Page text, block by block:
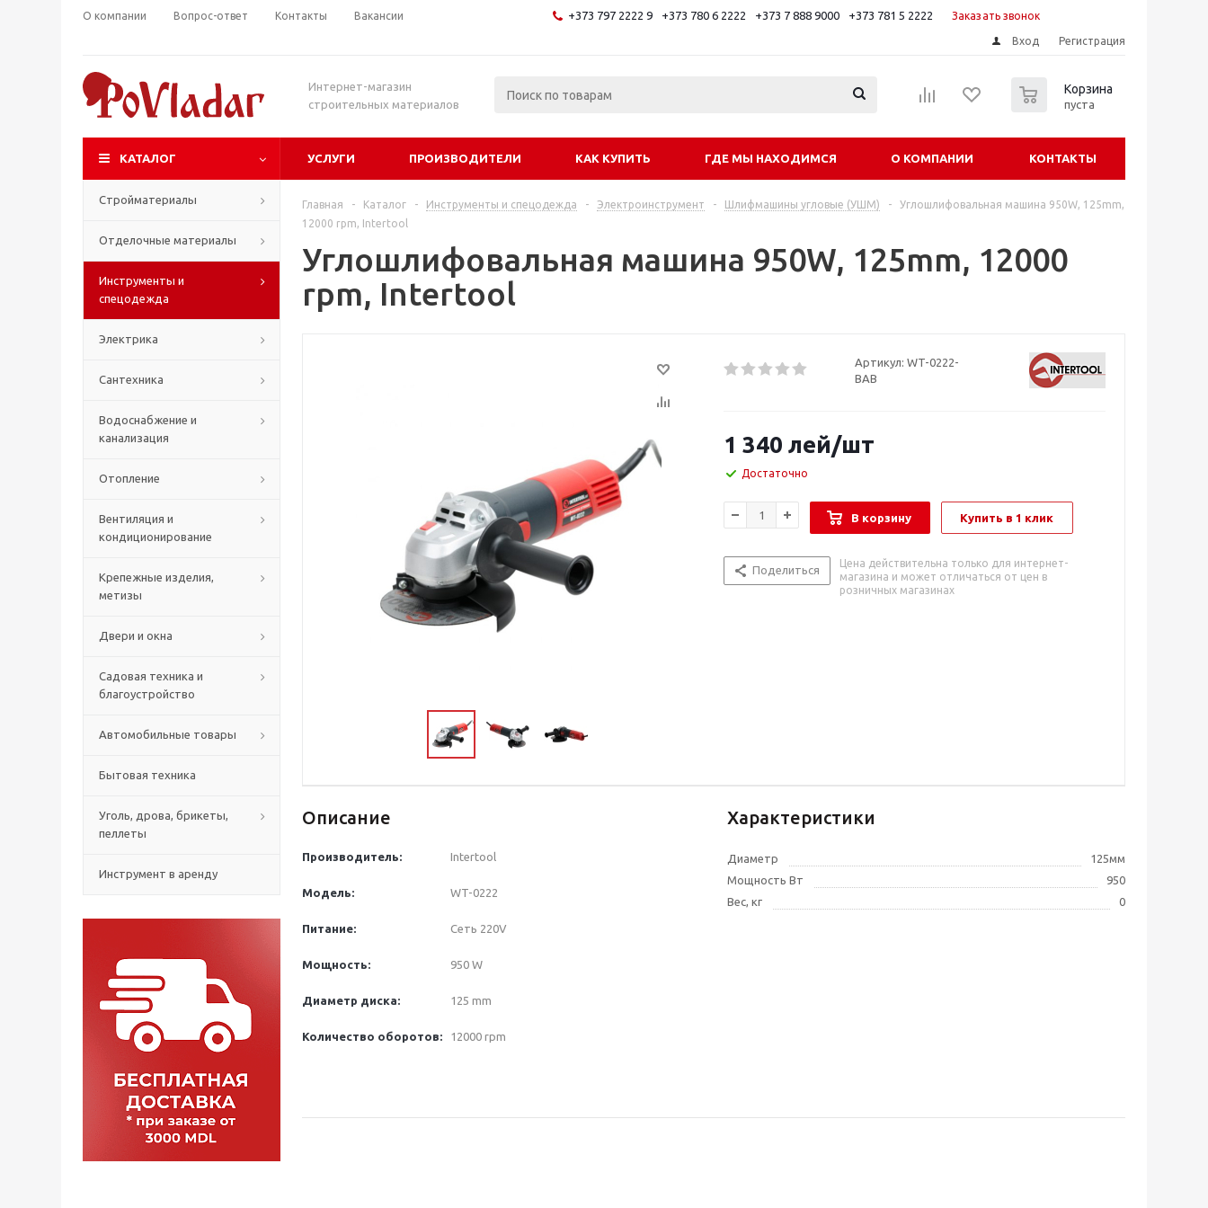
О компании Вопрос-ответ Контакты Вакансии +373 797 2222 9 +373 780 6 2222 +373 7 888 9000 +373 781 5 2222 Заказать звонок
Вход Регистрация
Интернет-магазин
строительных материалов
Корзина
пуста
КАТАЛОГ УСЛУГИ ПРОИЗВОДИТЕЛИ КАК КУПИТЬ ГДЕ МЫ НАХОДИМСЯ О КОМПАНИИ КОНТАКТЫ
Стройматериалы
Отделочные материалы
Инструменты и
спецодежда
Электрика
Сантехника
Водоснабжение и
канализация
Отопление
Вентиляция и
кондиционирование
Крепежные изделия,
метизы
Двери и окна
Садовая техника и
благоустройство
Автомобильные товары
Бытовая техника
Уголь, дрова, брикеты,
пеллеты
Инструмент в аренду
Главная - Каталог - Инструменты и спецодежда - Электроинструмент - Шлифмашины угловые (УШМ) -
Углошлифовальная машина 950W, 125mm,
12000 rpm, Intertool
Углошлифовальная машина 950W, 125mm, 12000
rpm, Intertool
Артикул: WT-0222-
BAB
1 340 лей/шт
Достаточно
В корзину Купить в 1 клик
Поделиться
Цена действительна только для интернет-
магазина и может отличаться от цен в
розничных магазинах
Описание
Производитель: Intertool
Модель: WT-0222
Питание: Сеть 220V
Мощность: 950 W
Диаметр диска: 125 mm
Количество оборотов: 12000 rpm
Характеристики
Диаметр
125мм
Мощность Вт
950
Вес, кг
0